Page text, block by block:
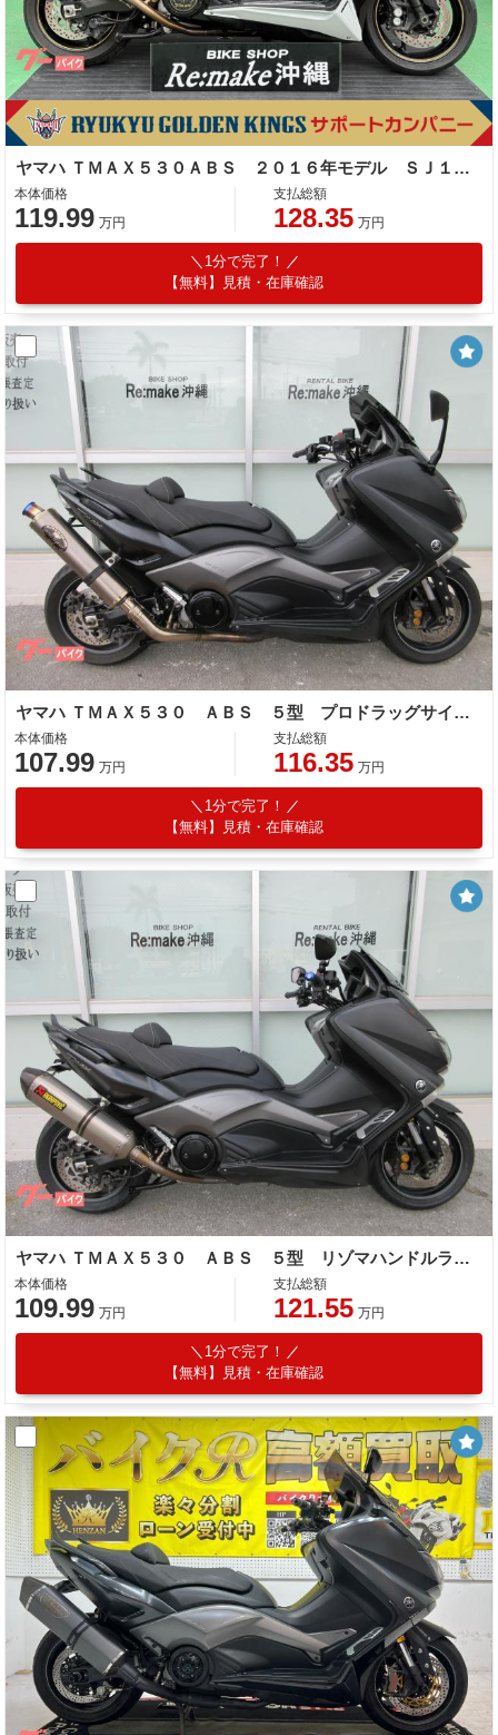
ヤマハ ＴＭＡＸ５３０ＡＢＳ ２０１６年モデル ＳＪ１２Ｊ ２０１６年モデル アクラポビッチマフラー フェンダーレス バックレスト
本体価格
119.99 万円
支払総額
128.35 万円
1分で完了！
【無料】見積・在庫確認
ヤマハ ＴＭＡＸ５３０ ＡＢＳ ５型 プロドラッグサイレンサー ワンオフエキパイ フェンダーレス ショートスクリーン バーハン
本体価格
107.99 万円
支払総額
116.35 万円
1分で完了！
【無料】見積・在庫確認
ヤマハ ＴＭＡＸ５３０ ＡＢＳ ５型 リゾマハンドルライザー アクラポヴィッチマフラー フェンダーレス ショートスクリーン
本体価格
109.99 万円
支払総額
121.55 万円
1分で完了！
【無料】見積・在庫確認